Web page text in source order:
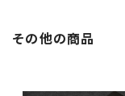
その他の商品